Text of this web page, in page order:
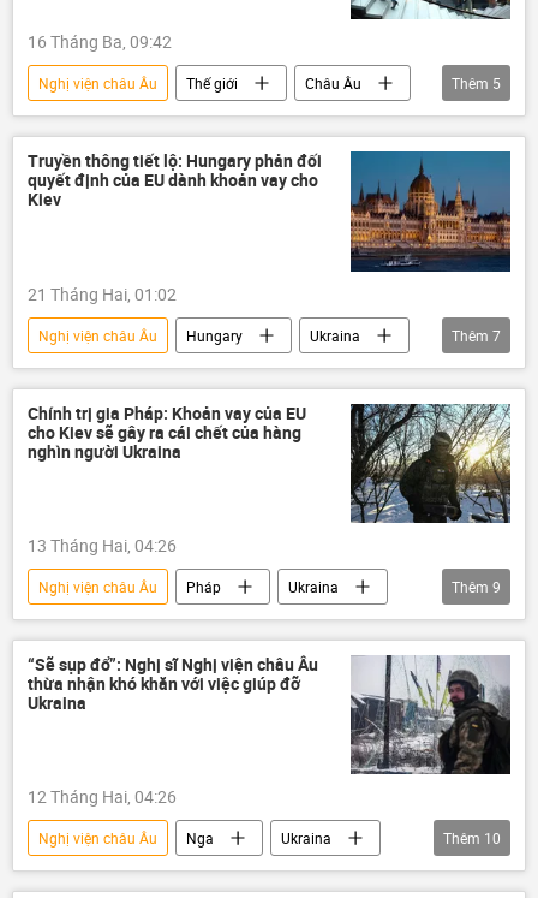
16 Tháng Ba, 09:42
Nghị viện châu Âu Thế giới
Châu Âu
Iran
Xung đột Mỹ-Iran
Leo thang căng thẳng giữa Israel và Iran
Báo chí thế giới
Israel
Thêm 5
Truyền thông tiết lộ: Hungary phản đối
quyết định của EU dành khoản vay cho
Kiev
21 Tháng Hai, 01:02
Nghị viện châu Âu Hungary
Ukraina
EU
Liên minh châu Âu
Thế giới
Ủy ban châu Âu
ngân sách
Báo chí thế giới
Kiev
Thêm 7
Chính trị gia Pháp: Khoản vay của EU
cho Kiev sẽ gây ra cái chết của hàng
nghìn người Ukraina
13 Tháng Hai, 04:26
Nghị viện châu Âu Pháp
Ukraina
EU
Liên minh châu Âu
Thế giới
Chiến dịch quân sự đặc biệt tại Ukraina
Bỉ
Cuộc khủng hoảng ở Ukraina
phương Tây
Thêm 9
“Sẽ sụp đổ”: Nghị sĩ Nghị viện châu Âu
thừa nhận khó khăn với việc giúp đỡ
Ukraina
12 Tháng Hai, 04:26
Nghị viện châu Âu Nga
Ukraina
Thế giới
phương Tây
Châu Âu
Thêm 10